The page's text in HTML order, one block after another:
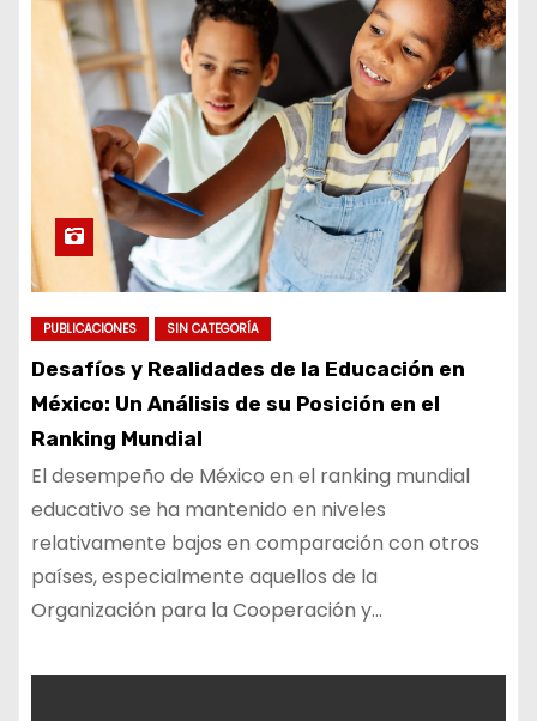
PUBLICACIONES SIN CATEGORÍA
Desafíos y Realidades de la Educación en
México: Un Análisis de su Posición en el
Ranking Mundial
El desempeño de México en el ranking mundial
educativo se ha mantenido en niveles
relativamente bajos en comparación con otros
países, especialmente aquellos de la
Organización para la Cooperación y…